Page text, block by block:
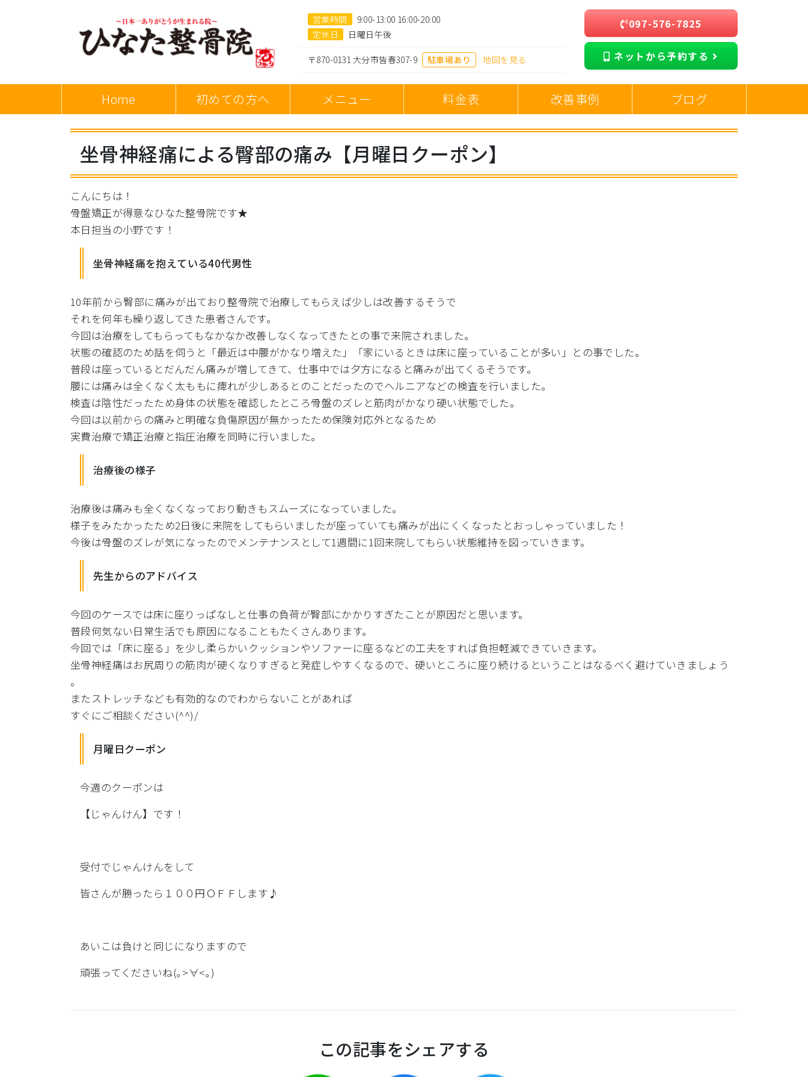
営業時間
9:00-13:00 16:00-20:00
定休日
日曜日午後
〒870-0131 大分市皆春307-9 駐車場あり 地図を見る
097-576-7825
ネットから予約する
Home 初めての方へ メニュー 料金表 改善事例 ブログ
坐骨神経痛による臀部の痛み【月曜日クーポン】
こんにちは！
骨盤矯正が得意なひなた整骨院です★
本日担当の小野です！
坐骨神経痛を抱えている40代男性
10年前から臀部に痛みが出ており整骨院で治療してもらえば少しは改善するそうで
それを何年も繰り返してきた患者さんです。
今回は治療をしてもらってもなかなか改善しなくなってきたとの事で来院されました。
状態の確認のため話を伺うと「最近は中腰がかなり増えた」「家にいるときは床に座っていることが多い」との事でした。
普段は座っているとだんだん痛みが増してきて、 仕事中では夕方になると痛みが出てくるそうです。
腰には痛みは全くなく太ももに痺れが少しあるとのことだったのでヘルニアなどの検査を行いました。
検査は陰性だったため身体の状態を確認したところ骨盤のズレと筋肉がかなり硬い状態でした。
今回は以前からの痛みと明確な負傷原因が無かったため保険対応外となるため
実費治療で矯正治療と指圧治療を同時に行いました。
治療後の様子
治療後は痛みも全くなくなっており動きもスムーズになっていました。
様子をみたかったため2日後に来院をしてもらいましたが座っていても痛みが出にくくなったとおっしゃっていました！
今後は骨盤のズレが気になったのでメンテナンスとして1週間に1回来院してもらい状態維持を図っていきます。
先生からのアドバイス
今回のケースでは床に座りっぱなしと仕事の負荷が臀部にかかりすぎたことが原因だと思います。
普段何気ない日常生活でも原因になることもたくさんあります。
今回では「床に座る」 を少し柔らかいクッションやソファーに座るなどの工夫をすれば負担軽減できていきます。
坐骨神経痛はお尻周りの筋肉が硬くなりすぎると発症しやすくなる ので、硬いところに座り続けるということはなるべく避けていきましょう
。
またストレッチなども有効的なのでわからないことがあれば
すぐにご相談ください(^^)/
月曜日クーポン
今週のクーポンは
【じゃんけん】です！
受付でじゃんけんをして
皆さんが勝ったら１００円ＯＦＦします♪
あいこは負けと同じになりますので
頑張ってくださいね(｡>∀<｡)
この記事をシェアする